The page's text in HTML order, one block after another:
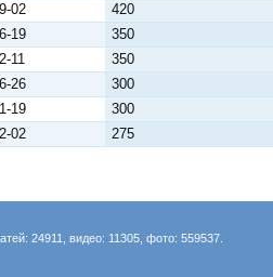
02 420
19 350
11 350
26 300
19 300
02 275
24911, видео: 11305, фото: 559537.